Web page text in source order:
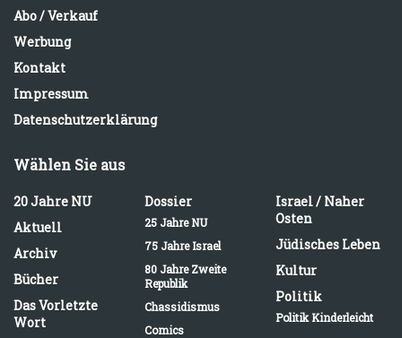
Abo / Verkauf
Werbung
Kontakt
Impressum
Datenschutzerklärung
Wählen Sie aus
20 Jahre NU
Aktuell
Archiv
Bücher
Das Vorletzte
Wort
Dossier
25 Jahre NU
75 Jahre Israel
80 Jahre Zweite
Republik
Chassidismus
Comics
Israel / Naher
Osten
Jüdisches Leben
Kultur
Politik
Politik Kinderleicht